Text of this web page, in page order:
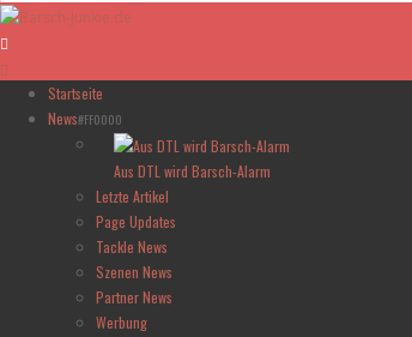
Skip to content
Startseite
News#FF0000
Aus DTL wird Barsch-Alarm
Letzte Artikel
Page Updates
Tackle News
Szenen News
Partner News
Werbung